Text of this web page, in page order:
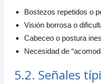
Bostezos repetidos o
Visión borrosa o
Cabeceo o postura
Necesidad de
5.2. Señales